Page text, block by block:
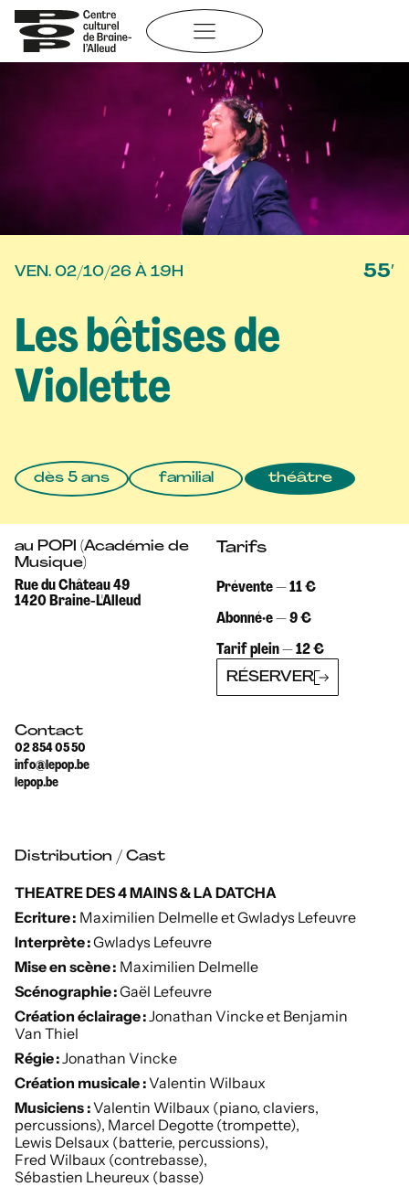
Aller
au
contenu
VEN. 02/10/26 À 19H 55′
Les bêtises de
Violette
dès 5 ans familial théâtre
au POPI (Académie de
Musique)
Rue du Château 49
1420 Braine-L'Alleud
Tarifs
Prévente — 11 €
Abonné·e — 9 €
Tarif plein — 12 €
RÉSERVER
Contact
02 854 05 50
info@lepop.be
lepop.be
Distribution / Cast
THEATRE DES 4 MAINS & LA DATCHA
Ecriture : Maximilien Delmelle et Gwladys Lefeuvre
Interprète :Gwladys Lefeuvre
Mise en scène : Maximilien Delmelle
Scénographie :Gaël Lefeuvre
Création éclairage :Jonathan Vincke et Benjamin
Van Thiel
Régie :Jonathan Vincke
Création musicale :Valentin Wilbaux
Musiciens :Valentin Wilbaux (piano, claviers,
percussions), Marcel Degotte (trompette),
Lewis Delsaux (batterie, percussions),
Fred Wilbaux (contrebasse),
Sébastien Lheureux (basse)